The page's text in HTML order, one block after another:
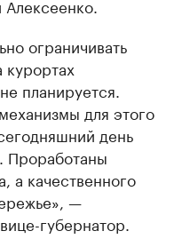
Алексеенко.
ограничивать
планируется.
для этого
день
Проработаны
а качественного
—
губернатор.